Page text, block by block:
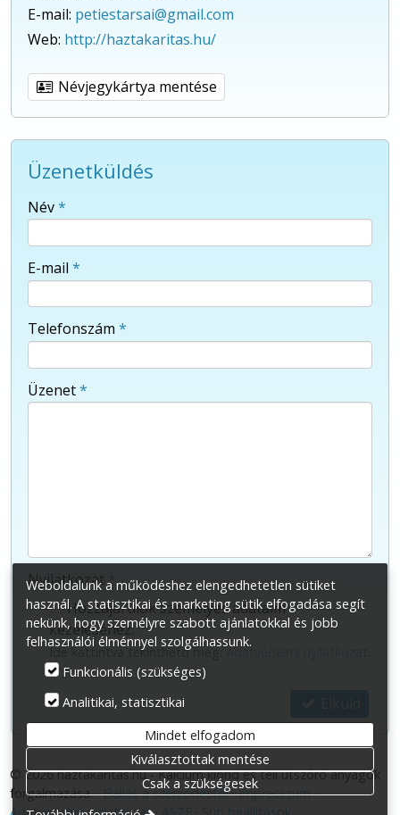
E-mail: petiestarsai@gmail.com
Web: http://haztakaritas.hu/
Névjegykártya mentése
Üzenetküldés
-
Név*
E-mail *
Telefonszám *
Üzenet*
Nyilatkozat*
Hozzájárulok személyes adataim
kezeléséhez.
Ide kattintva tekinthető meg:Adatvédelmi nyilatkozat
© 2026 haztakaritas.hu - Kalcium klorid és téli útszóró anyagok
forgalmazása. Elállás a szerződéstől Impresszum
Weboldalunk a működéshez elengedhetetlen sütiket
használ. A statisztikai és marketing sütik elfogadása segít
nekünk, hogy személyre szabott ajánlatokkal és jobb
felhasználói élménnyel szolgálhassunk.
Funkcionális (szükséges)
Analitikai, statisztikai
Mindet elfogadom
Kiválasztottak mentése
Csak a szükségesek